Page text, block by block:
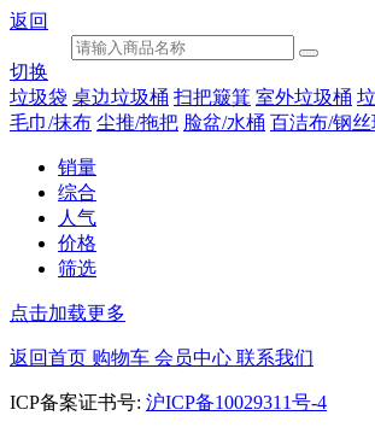
返回
切换
垃圾袋 桌边垃圾桶 扫把簸箕 室外垃圾桶
毛巾/抹布 尘推/拖把 脸盆/水桶 百洁布/钢丝
销量
综合
人气
价格
筛选
点击加载更多
返回首页 购物车 会员中心 联系我们
ICP备案证书号: 沪ICP备10029311号-4